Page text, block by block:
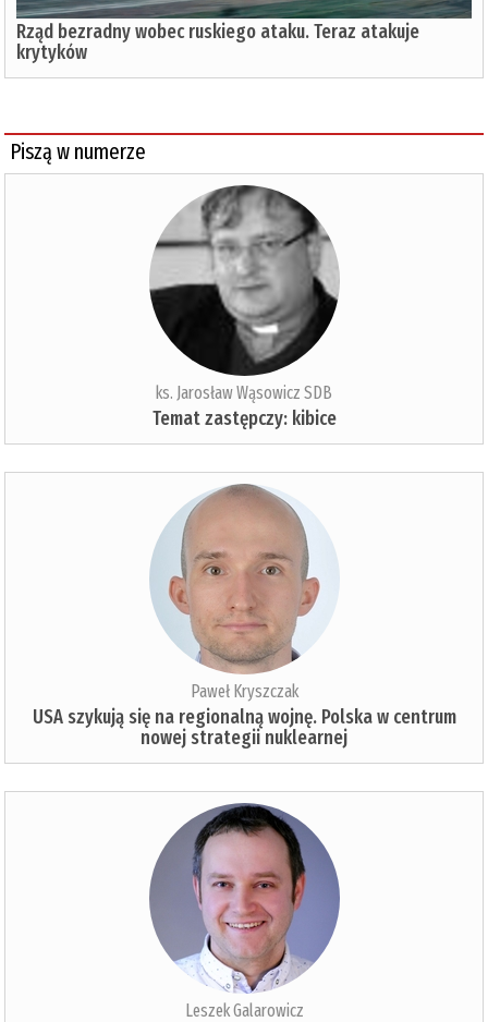
Rząd bezradny wobec ruskiego ataku. Teraz atakuje
krytyków
Piszą w numerze
ks. Jarosław Wąsowicz SDB
Temat zastępczy: kibice
Paweł Kryszczak
USA szykują się na regionalną wojnę. Polska w centrum
nowej strategii nuklearnej
Leszek Galarowicz